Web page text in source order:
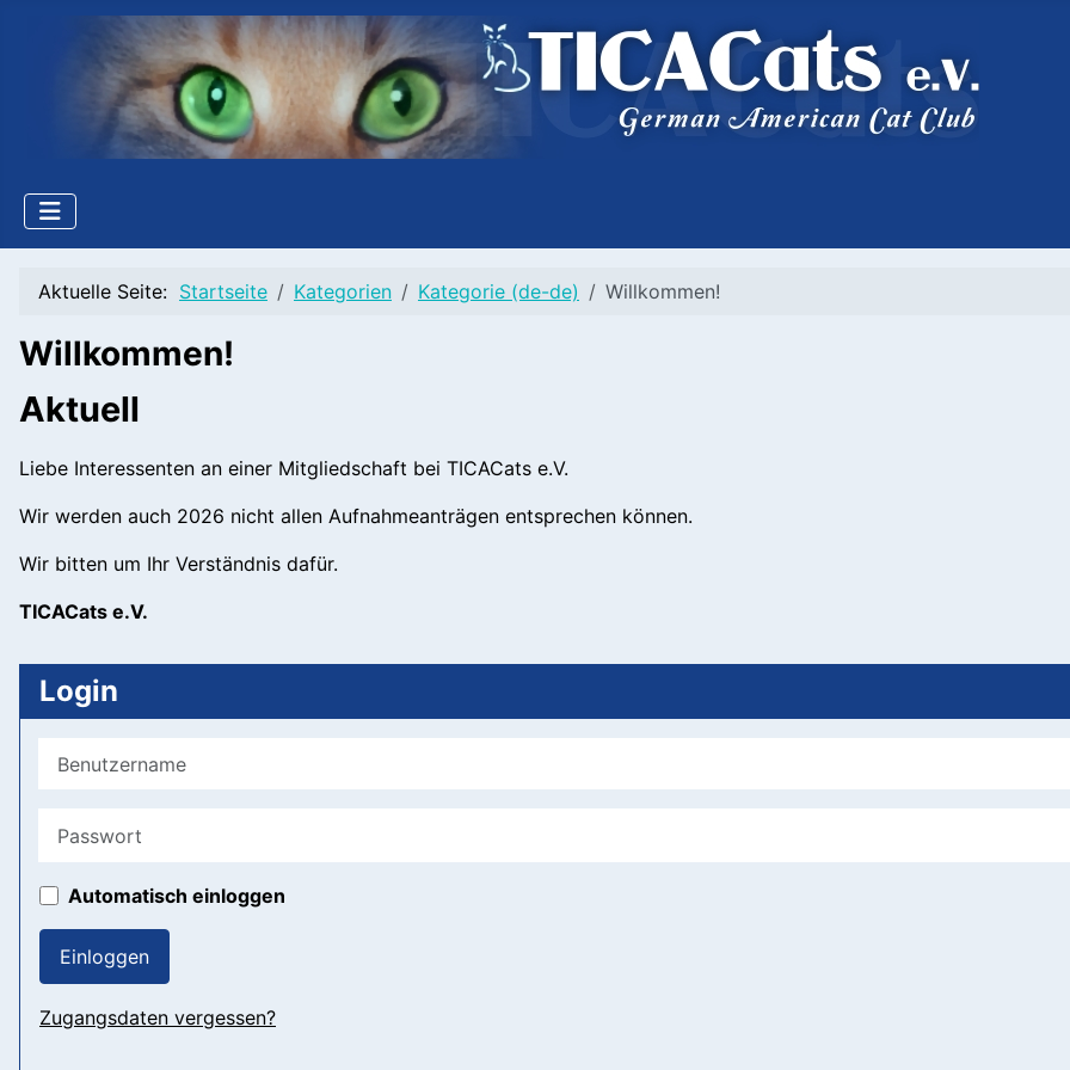
Aktuelle Seite: Startseite Kategorien Kategorie (de-de) Willkommen!
Willkommen!
Aktuell
Liebe Interessenten an einer Mitgliedschaft bei TICACats e.V.
Wir werden auch 2026 nicht allen Aufnahmeanträgen entsprechen können.
Wir bitten um Ihr Verständnis dafür.
TICACats e.V.
Login
Benutzername
Automatisch einloggen
Einloggen
Zugangsdaten vergessen?